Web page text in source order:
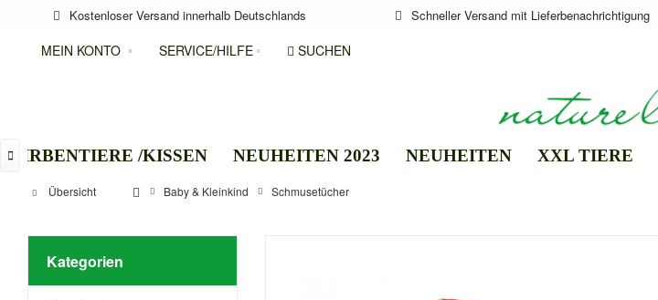
Kostenloser Versand innerhalb Deutschlands Schneller Versand mit Lieferbenachrichtigung
MEIN KONTO SERVICE/HILFE SUCHEN
ZIRBENTIERE /KISSEN NEUHEITEN 2023 NEUHEITEN XXL TIERE

Übersicht Baby & Kleinkind Schmusetücher
Kategorien